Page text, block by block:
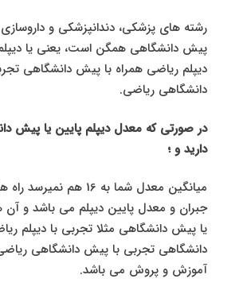
رشته های پزشکی، دندانپزشکی و
پیش دانشگاهی همگن است، یعنی یا
دیپلم ریاضی همراه با پیش دانشگاهی
دانشگاهی ریاضی.
در صورتی که معدل دیپلم پایین یا پیش
دارید و ؛
میانگین معدل شما به 16 هم
جبران و معدل پایین دیپلم می باشد و آن
یا پیش دانشگاهی مثلا تجربی با دیپلم
دانشگاهی تجربی با پیش دانشگاهی
آموزش و پروش می باشد.